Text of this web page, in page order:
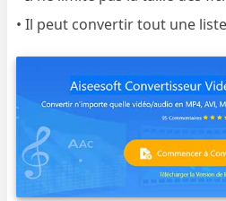
• Il peut convertir tout une